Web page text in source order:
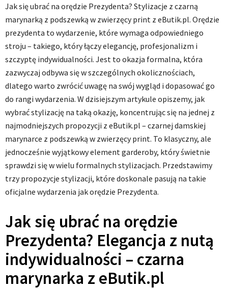
Jak się ubrać na orędzie Prezydenta? Stylizacje z czarną
marynarką z podszewką w zwierzęcy print z eButik.pl. Orędzie
prezydenta to wydarzenie, które wymaga odpowiedniego
stroju – takiego, który łączy elegancję, profesjonalizm i
szczyptę indywidualności. Jest to okazja formalna, która
zazwyczaj odbywa się w szczególnych okolicznościach,
dlatego warto zwrócić uwagę na swój wygląd i dopasować go
do rangi wydarzenia. W dzisiejszym artykule opiszemy, jak
wybrać stylizację na taką okazję, koncentrując się na jednej z
najmodniejszych propozycji z eButik.pl – czarnej damskiej
marynarce z podszewką w zwierzęcy print. To klasyczny, ale
jednocześnie wyjątkowy element garderoby, który świetnie
sprawdzi się w wielu formalnych stylizacjach. Przedstawimy
trzy propozycje stylizacji, które doskonale pasują na takie
oficjalne wydarzenia jak orędzie Prezydenta.
Jak się ubrać na orędzie
Prezydenta? Elegancja z nutą
indywidualności – czarna
marynarka z eButik.pl